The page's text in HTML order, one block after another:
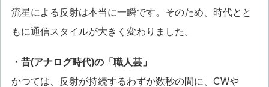
流星による反射は本当に一瞬です。そのため、時代とと
もに通信スタイルが大きく変わりました。
・昔(アナログ時代)の「職人芸」
かつては、反射が持続するわずか数秒の間に、CWや